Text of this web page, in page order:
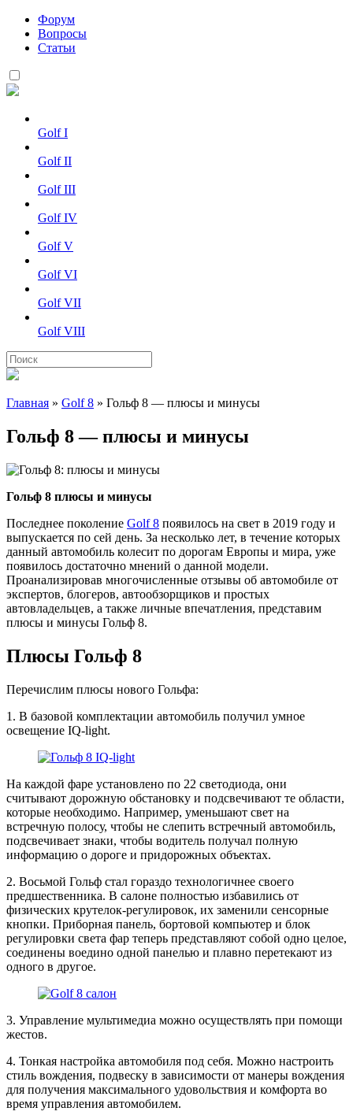
Форум
Вопросы
Статьи
Golf I
Golf II
Golf III
Golf IV
Golf V
Golf VI
Golf VII
Golf VIII
Главная » Golf 8 » Гольф 8 — плюсы и минусы
Гольф 8 — плюсы и минусы
Гольф 8 плюсы и минусы
Последнее поколение Golf 8 появилось на свет в 2019 году и
выпускается по сей день. За несколько лет, в течение которых
данный автомобиль колесит по дорогам Европы и мира, уже
появилось достаточно мнений о данной модели.
Проанализировав многочисленные отзывы об автомобиле от
экспертов, блогеров, автообзорщиков и простых
автовладельцев, а также личные впечатления, представим
плюсы и минусы Гольф 8.
Плюсы Гольф 8
Перечислим плюсы нового Гольфа:
1. В базовой комплектации автомобиль получил умное
освещение IQ-light.
На каждой фаре установлено по 22 светодиода, они
считывают дорожную обстановку и подсвечивают те области,
которые необходимо. Например, уменьшают свет на
встречную полосу, чтобы не слепить встречный автомобиль,
подсвечивает знаки, чтобы водитель получал полную
информацию о дороге и придорожных объектах.
2. Восьмой Гольф стал гораздо технологичнее своего
предшественника. В салоне полностью избавились от
физических крутелок-регулировок, их заменили сенсорные
кнопки. Приборная панель, бортовой компьютер и блок
регулировки света фар теперь представляют собой одно целое,
соединены воедино одной панелью и плавно перетекают из
одного в другое.
3. Управление мультимедиа можно осуществлять при помощи
жестов.
4. Тонкая настройка автомобиля под себя. Можно настроить
стиль вождения, подвеску в зависимости от манеры вождения
для получения максимального удовольствия и комфорта во
время управления автомобилем.